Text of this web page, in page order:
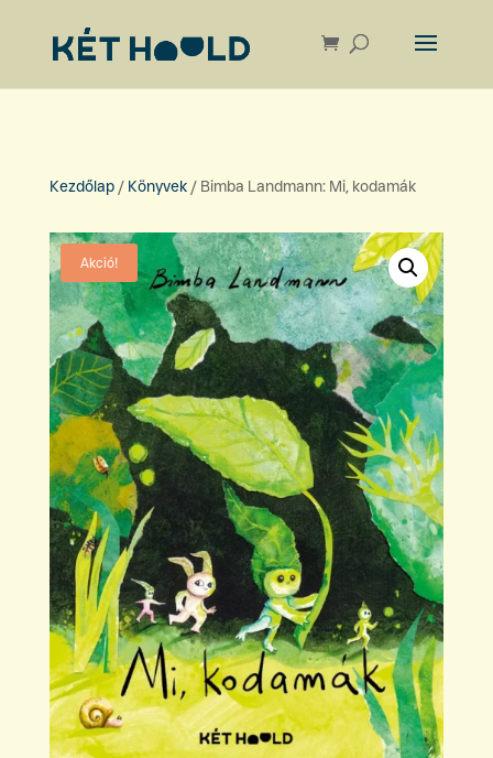
Kezdőlap/ Könyvek/ Bimba Landmann: Mi, kodamák
Akció!